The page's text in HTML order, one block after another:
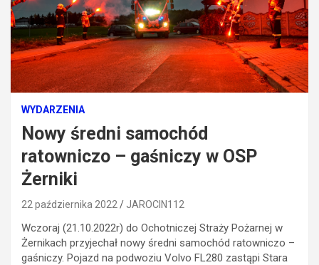
WYDARZENIA
Nowy średni samochód
ratowniczo – gaśniczy w OSP
Żerniki
22 października 2022 JAROCIN112
Wczoraj (21.10.2022r) do Ochotniczej Straży Pożarnej w
Żernikach przyjechał nowy średni samochód ratowniczo –
gaśniczy. Pojazd na podwoziu Volvo FL280 zastąpi Stara